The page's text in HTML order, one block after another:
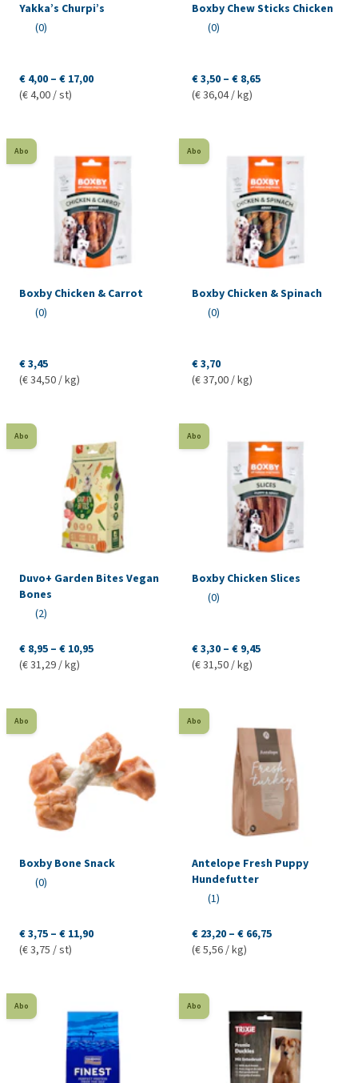
Yakka’s Churpi’s
(0)
€ 4,00 – € 17,00
(€ 4,00 / st)
Boxby Chew Sticks Chicken
(0)
€ 3,50 – € 8,65
(€ 36,04 / kg)
Abo
Boxby Chicken & Carrot
(0)
€ 3,45
(€ 34,50 / kg)
Abo
Boxby Chicken & Spinach
(0)
€ 3,70
(€ 37,00 / kg)
Abo
Duvo+ Garden Bites Vegan
Bones
(2)
€ 8,95 – € 10,95
(€ 31,29 / kg)
Abo
Boxby Chicken Slices
(0)
€ 3,30 – € 9,45
(€ 31,50 / kg)
Abo
Boxby Bone Snack
(0)
€ 3,75 – € 11,90
(€ 3,75 / st)
Abo
Antelope Fresh Puppy
Hundefutter
(1)
€ 23,20 – € 66,75
(€ 5,56 / kg)
Abo Abo